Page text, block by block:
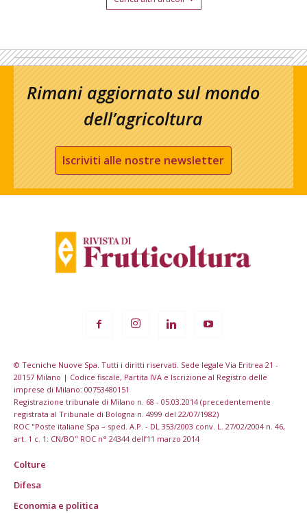
Rimani aggiornato sul mondo
dell’agricoltura
Iscriviti alle nostre newsletter
© Tecniche Nuove Spa. Tutti i diritti riservati. Sede legale Via Eritrea 21 -
20157 Milano | Codice fiscale, Partita IVA e Iscrizione al Registro delle
imprese di Milano: 00753480151
Registrazione tribunale di Milano n. 68 - 05.03.2014 (precedentemente
registrata al Tribunale di Bologna n. 4999 del 22/07/1982)
ROC "Poste italiane Spa – sped. A.P. - DL 353/2003 conv. L. 27/02/2004 n. 46,
art. 1 c. 1: CN/BO" ROC n° 24344 dell’11 marzo 2014
Colture
Difesa
Economia e politica